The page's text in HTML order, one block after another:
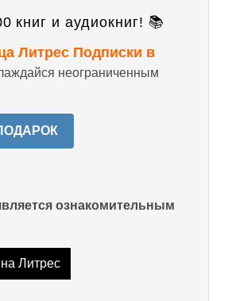
книг и аудиокниг! 📚
Литрес Подписки в
неограниченным
ознакомительным
Литрес